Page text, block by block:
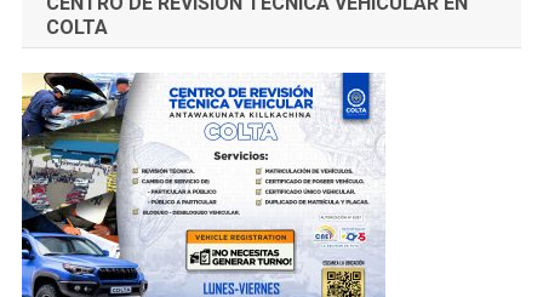
COLTA